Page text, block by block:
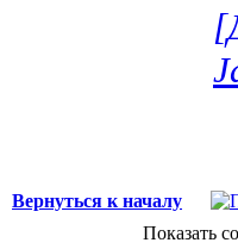
Вернуться к началу
Показать